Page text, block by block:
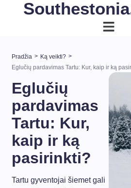
Pradžia > Ką veikti? >
Eglučių pardavimas Tartu: Kur, kaip ir ką
Eglučių
pardavimas
Tartu: Kur,
kaip ir ką
pasirinkti?
Tartu gyventojai šiemet gali